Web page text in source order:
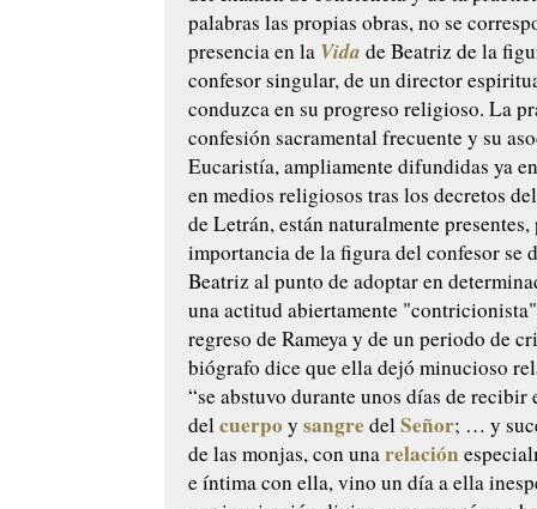
palabras las propias obras, no se
presencia en la Vida de Beatriz de la
confesor singular, de un director
conduzca en su progreso religioso. La
confesión sacramental frecuente y su
Eucaristía, ampliamente difundidas ya
en medios religiosos tras los decretos
de Letrán, están naturalmente presentes,
importancia de la figura del confesor se
Beatriz al punto de adoptar en
una actitud abiertamente
regreso de Rameya y de un periodo de
biógrafo dice que ella dejó minucioso
“se abstuvo durante unos días de recibir
delcuerpo ysangre delSeñor; … y
de las monjas, con unarelación
e íntima con ella, vino un día a ella